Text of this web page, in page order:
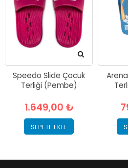
Speedo Slide Çocuk
Terliği (Pembe)
1.649,00 ₺
SEPETE EKLE